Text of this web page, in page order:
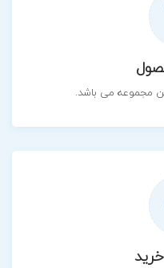
مجموعه می باشد.